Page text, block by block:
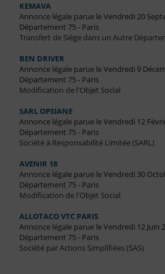
KEMAVA
Annonce légale parue le Vendredi 20
Département 75 - Paris
Transfert de Siège dans un Autre
BEN DRIVER
Annonce légale parue le Vendredi 9
Département 75 - Paris
Modification de l'Objet Social
SARL OPSIANE
Annonce légale parue le Vendredi 12
Département 75 - Paris
Société à Responsabilité Limitée (SARL)
AVENIR 18
Annonce légale parue le Vendredi 30
Département 75 - Paris
Modification de l'Objet Social
ALLOTACO VTC PARIS
Annonce légale parue le Vendredi 12 Juin
Département 75 - Paris
Société par Actions Simplifiées (SAS)